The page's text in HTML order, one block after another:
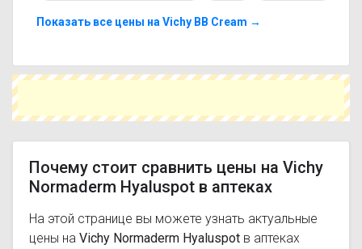
Hyaluspot с похожим действующим веществом
ближайшей аптеке, укажите свой город и
вариант по цене и наличию.
Показать все цены на Vichy BB Cream →
Почему стоит сравнить цены на Vichy
Normaderm Hyaluspot в аптеках
На этой странице вы можете узнать актуальные
цены на Vichy Normaderm Hyaluspot в аптеках